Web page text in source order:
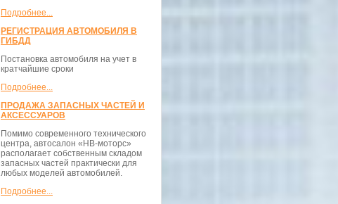
Подробнее...
РЕГИСТРАЦИЯ АВТОМОБИЛЯ В
ГИБДД
Постановка автомобиля на учет в
кратчайшие сроки
Подробнее...
ПРОДАЖА ЗАПАСНЫХ ЧАСТЕЙ И
АКСЕССУАРОВ
Помимо современного технического
центра, автосалон «НВ-моторс»
располагает собственным складом
запасных частей практически для
любых моделей автомобилей.
Подробнее...